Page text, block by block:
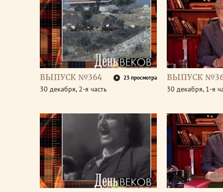
ВЫПУСК №364 23 просмотра
30 декабря, 2-я часть
ВЫПУСК
30 декабря, 1-я